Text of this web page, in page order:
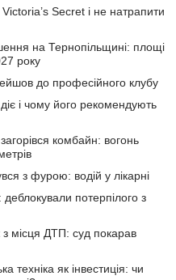
Secret і не натрапити
на Тернопільщині: площі
року
до професійного клубу
і чому його рекомендують
комбайн: вогонь
з фурою: водій у лікарні
потерпілого з
з місця ДТП: суд покарав
техніка як інвестиція: чи